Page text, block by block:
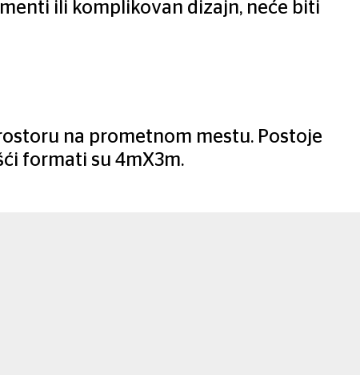
ili komplikovan dizajn, neće biti
na prometnom mestu. Postoje
formati su 4mX3m.